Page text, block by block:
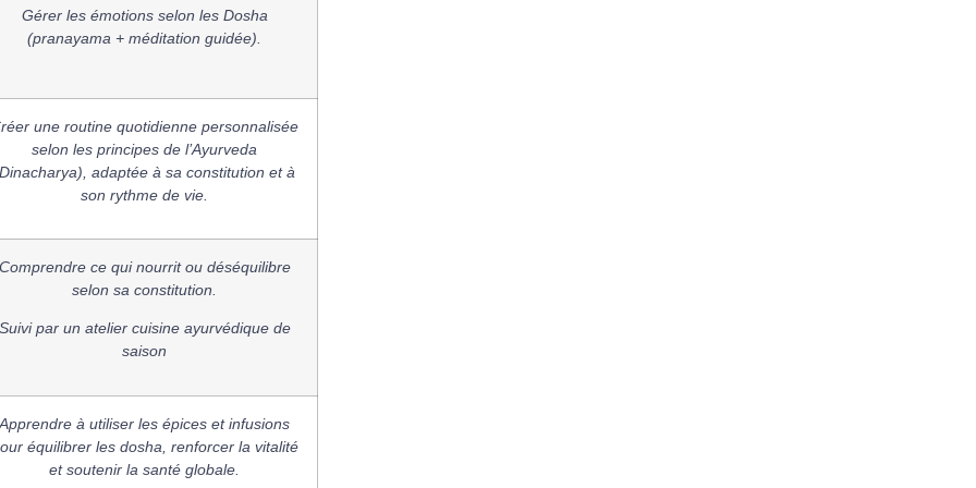
Gérer les émotions selon les Dosha
(pranayama + méditation guidée).
une routine quotidienne personnalisée
selon les principes de l’Ayurveda
adaptée à sa constitution et à
son rythme de vie.
ce qui nourrit ou déséquilibre
selon sa constitution.
par un atelier cuisine ayurvédique de
saison
Apprendre à utiliser les épices et infusions
équilibrer les dosha, renforcer la vitalité
et soutenir la santé globale.